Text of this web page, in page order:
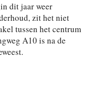
dit jaar weer
zit het niet
tussen het centrum
A10 is na de